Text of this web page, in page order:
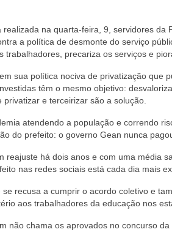
realizada na quarta-feira, 9, servidores
a política de desmonte do serviço
trabalhadores, precariza os serviços e
sua política nociva de privatização que
têm o mesmo objetivo:
e terceirizar são a solução.
atendendo a população e correndo
do prefeito: o governo Gean nunca
reajuste há dois anos e com uma média
nas redes sociais está cada dia mais
recusa a cumprir o acordo coletivo e
aos trabalhadores da educação nos
não chama os aprovados no concurso